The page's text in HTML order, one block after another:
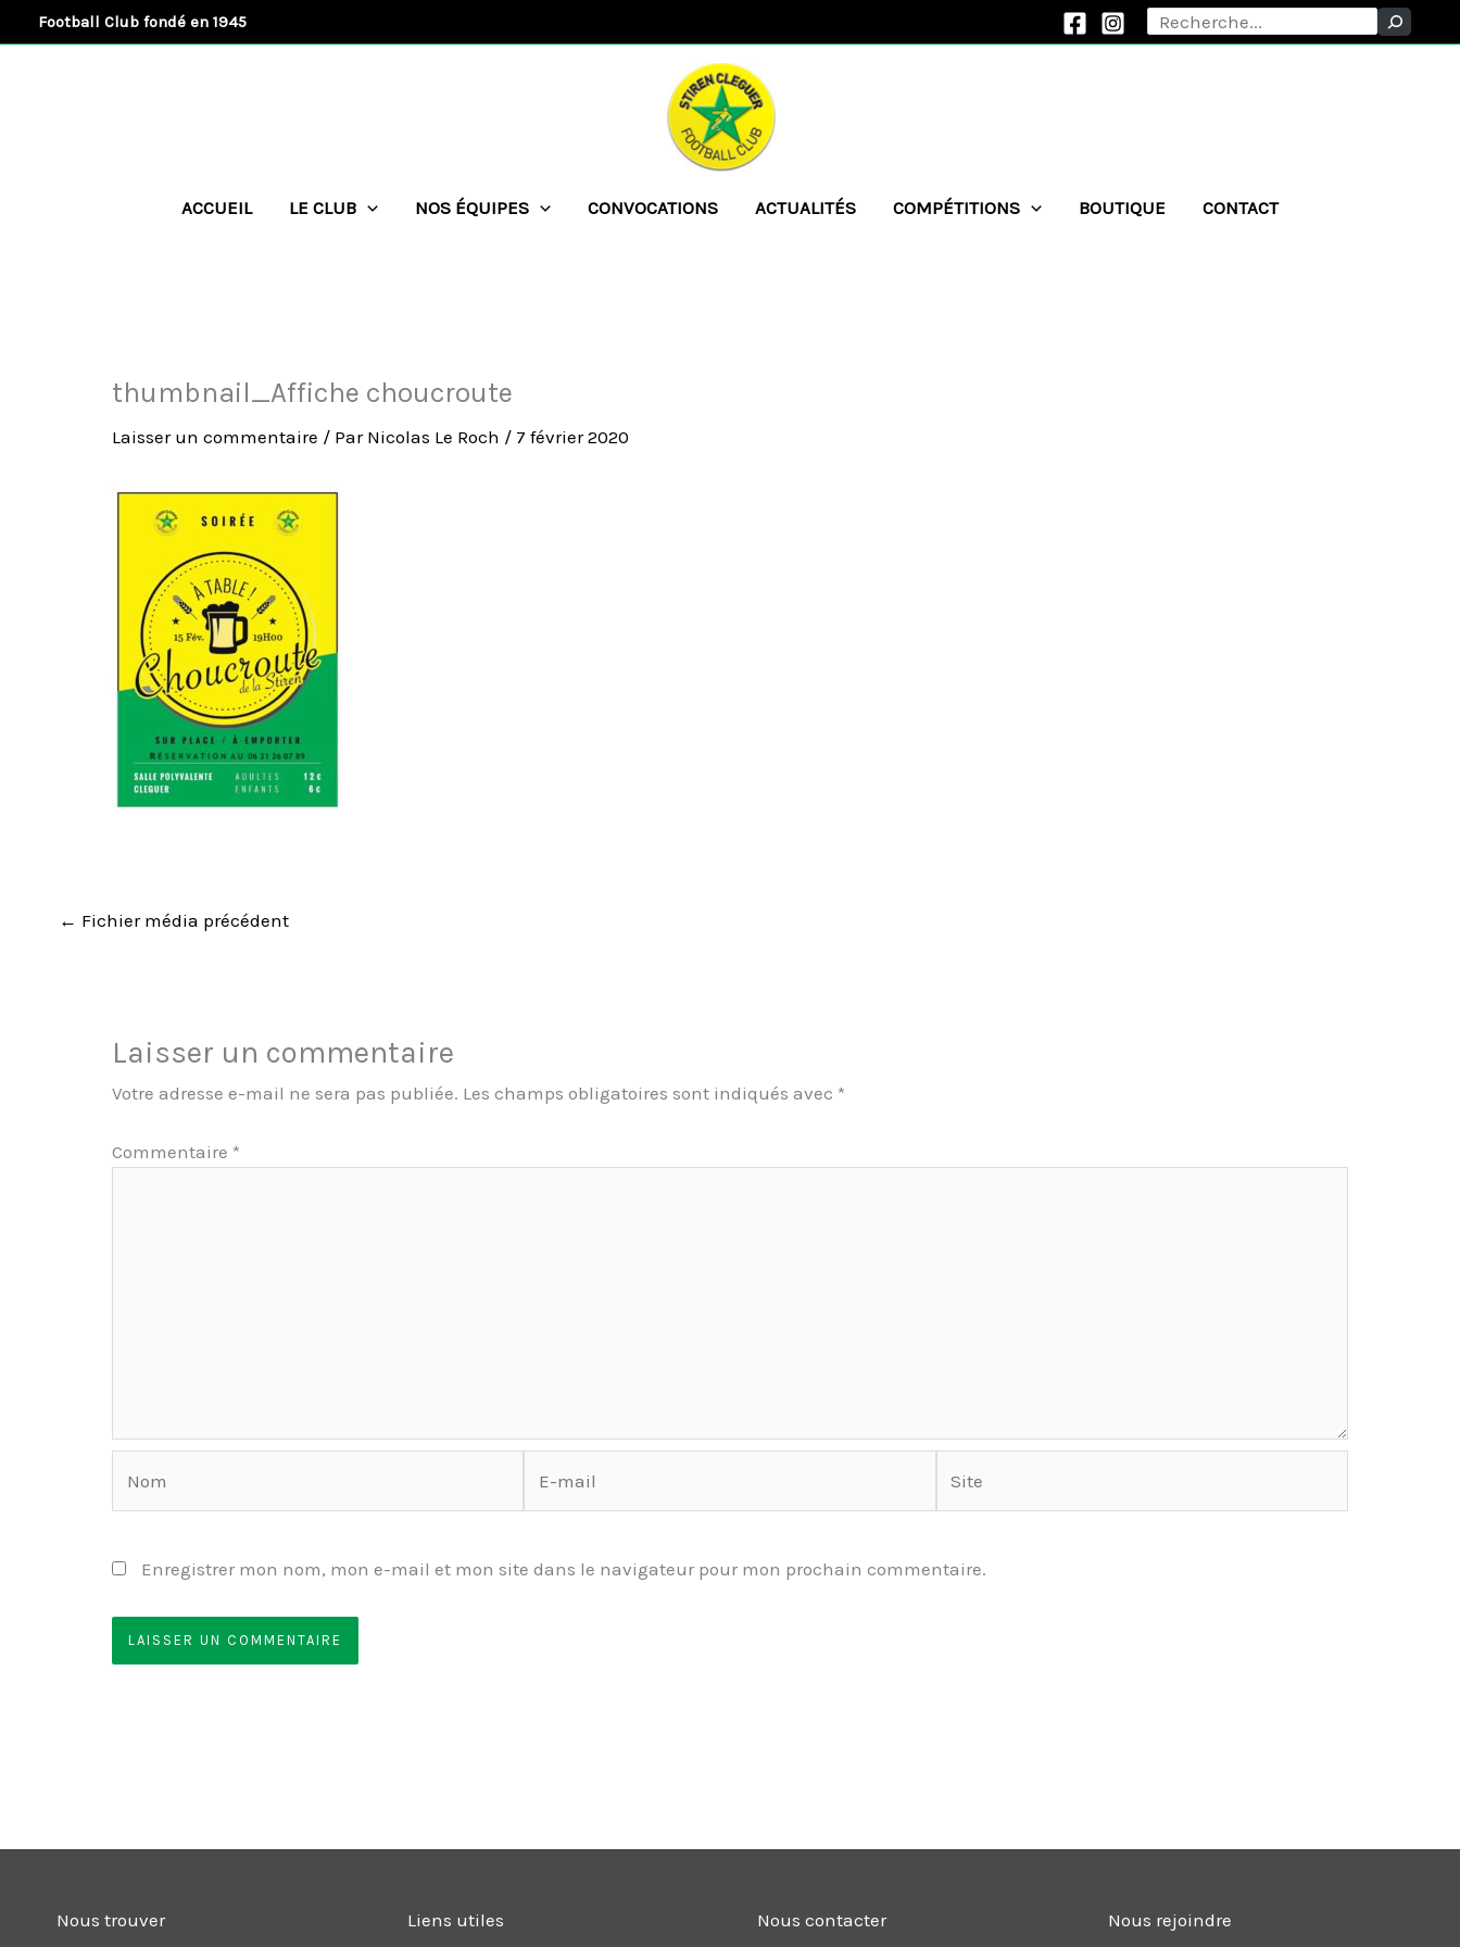
au
Football Club fondé en 1945 Rechercher
ACCUEIL LE CLUB NOS ÉQUIPES CONVOCATIONS ACTUALITÉS COMPÉTITIONS BOUTIQUE CONTACT
thumbnail_Affiche choucroute
Laisser un commentaire / Par Nicolas Le Roch / 7 février 2020
← Fichier média précédent
Laisser un commentaire
Votre adresse e-mail ne sera pas publiée. Les champs obligatoires sont indiqués avec *
Commentaire *
Enregistrer mon nom, mon e-mail et mon site dans le navigateur pour mon prochain commentaire.
Nous trouver Liens utiles Nous contacter Nous rejoindre